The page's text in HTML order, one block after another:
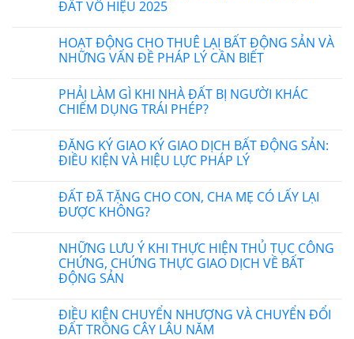
ĐẤT VÔ HIỆU 2025
HOẠT ĐỘNG CHO THUÊ LẠI BẤT ĐỘNG SẢN VÀ
NHỮNG VẤN ĐỀ PHÁP LÝ CẦN BIẾT
PHẢI LÀM GÌ KHI NHÀ ĐẤT BỊ NGƯỜI KHÁC
CHIẾM DỤNG TRÁI PHÉP?
ĐĂNG KÝ GIAO KÝ GIAO DỊCH BẤT ĐỘNG SẢN:
ĐIỀU KIỆN VÀ HIỆU LỰC PHÁP LÝ
ĐẤT ĐÃ TẶNG CHO CON, CHA MẸ CÓ LẤY LẠI
ĐƯỢC KHÔNG?
NHỮNG LƯU Ý KHI THỰC HIỆN THỦ TỤC CÔNG
CHỨNG, CHỨNG THỰC GIAO DỊCH VỀ BẤT
ĐỘNG SẢN
ĐIỀU KIỆN CHUYỂN NHƯỢNG VÀ CHUYỂN ĐỔI
ĐẤT TRỒNG CÂY LÂU NĂM